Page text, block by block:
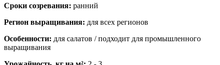
Сроки созревания: ранний
Регион выращивания: для всех регионов
Особенности: для салатов / подходит для промышленного
выращивания